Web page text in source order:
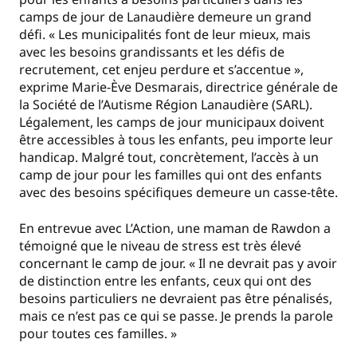
camps de jour de Lanaudière demeure un grand
défi. « Les municipalités font de leur mieux, mais
avec les besoins grandissants et les défis de
recrutement, cet enjeu perdure et s’accentue »,
exprime Marie-Ève Desmarais, directrice générale de
la Société de l’Autisme Région Lanaudière (SARL).
Légalement, les camps de jour municipaux doivent
être accessibles à tous les enfants, peu importe leur
handicap. Malgré tout, concrètement, l’accès à un
camp de jour pour les familles qui ont des enfants
avec des besoins spécifiques demeure un casse-tête.
En entrevue avec L’Action, une maman de Rawdon a
témoigné que le niveau de stress est très élevé
concernant le camp de jour. « Il ne devrait pas y avoir
de distinction entre les enfants, ceux qui ont des
besoins particuliers ne devraient pas être pénalisés,
mais ce n’est pas ce qui se passe. Je prends la parole
pour toutes ces familles. »